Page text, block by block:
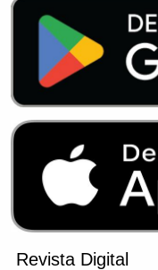
Revista Digital